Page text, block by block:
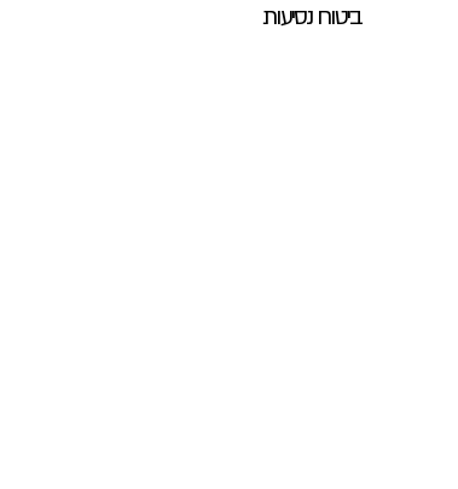
ביטוח נסיעות